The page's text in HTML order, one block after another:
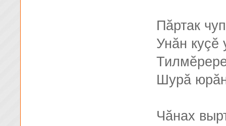
Пăртак
Унăн куçĕ
Шурă
Чăнах